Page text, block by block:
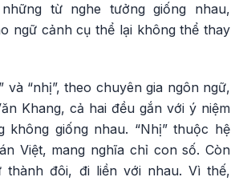
từ nghe tưởng giống nhau,
ngữ cảnh cụ thể lại không thể thay
và “nhị”, theo chuyên gia ngôn ngữ,
Khang, cả hai đều gắn với ý niệm
không giống nhau. “Nhị” thuộc hệ
Việt, mang nghĩa chỉ con số. Còn
thành đôi, đi liền với nhau. Vì thế,